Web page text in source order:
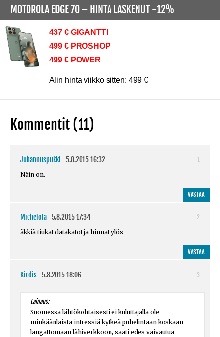
MOTOROLA EDGE 70 – HINTA LASKENUT -12%
437 € GIGANTTI
499 € PROSHOP
499 € POWER
Alin hinta viikko sitten: 499 €
Kommentit (11)
Juhannuspukki 5.8.2015 16:32
1
Näin on.
VASTAA
Michelola 5.8.2015 17:34
2
äkkiä tiukat datakatot ja hinnat ylös
VASTAA
Kiedis 5.8.2015 18:06 3
Lainaus:
Suomessa lähtökohtaisesti ei kuluttajalla ole
minkäänlaista intressiä kytkeä puhelintaan koskaan
langattomaan lähiverkkoon, saati edes vaivautua